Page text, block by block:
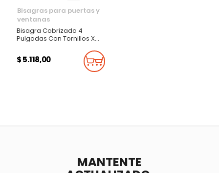
Bisagras para puertas y
ventanas
Bisagra Cobrizada 4
Pulgadas Con Tornillos X
$ 5.118,00 Añadir Al Carrito
MANTENTE